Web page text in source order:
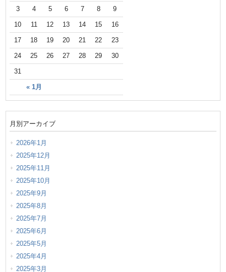
« 1月
3 4 5 6 7 8 9
10 11 12 13 14 15 16
17 18 19 20 21 22 23
24 25 26 27 28 29 30
31
月別アーカイブ
2026年1月
2025年12月
2025年11月
2025年10月
2025年9月
2025年8月
2025年7月
2025年6月
2025年5月
2025年4月
2025年3月